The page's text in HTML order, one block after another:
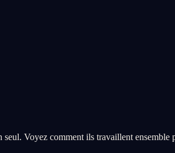
Voyez comment ils travaillent